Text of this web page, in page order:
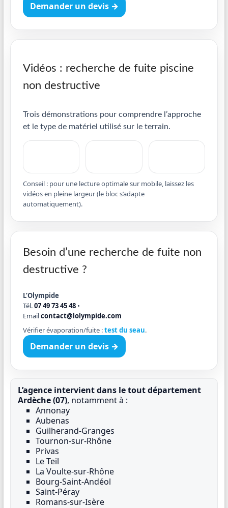
Demander un devis →
Vidéos : recherche de fuite piscine
non destructive
Trois démonstrations pour comprendre l’approche
et le type de matériel utilisé sur le terrain.
Conseil : pour une lecture optimale sur mobile, laissez les
vidéos en pleine largeur (le bloc s’adapte
automatiquement).
Besoin d’une recherche de fuite non
destructive ?
L’Olympide
Tél.07 49 73 45 48•
Emailcontact@lolympide.com
Vérifier évaporation/fuite :test du seau.
Demander un devis →
L’agence intervient dans le tout département
Ardèche (07), notamment à :
Annonay
Aubenas
Guilherand-Granges
Tournon-sur-Rhône
Privas
Le Teil
La Voulte-sur-Rhône
Bourg-Saint-Andéol
Saint-Péray
Romans-sur-Isère